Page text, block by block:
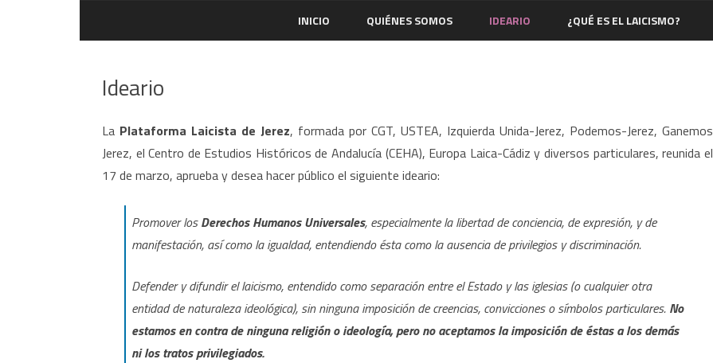
Saltar
contenido
INICIO QUIÉNES SOMOS IDEARIO ¿QUÉ ES EL LAICISMO?
Ideario
La Plataforma Laicista de Jerez, formada por CGT, USTEA, Izquierda Unida-Jerez, Podemos-Jerez, Ganemos
Jerez, el Centro de Estudios Históricos de Andalucía (CEHA), Europa Laica-Cádiz y diversos particulares, reunida el
17 de marzo, aprueba y desea hacer público el siguiente ideario:
Promover losDerechos Humanos Universales, especialmente la libertad de conciencia, de expresión, y de
manifestación, así como la igualdad, entendiendo ésta como la ausencia de privilegios y discriminación.
Defender y difundir el laicismo, entendido como separación entre el Estado y las iglesias (o cualquier otra
entidad de naturaleza ideológica), sin ninguna imposición de creencias, convicciones o símbolos particulares. No
estamos en contra de ninguna religión o ideología, pero no aceptamos la imposición de éstas a los demás
ni los tratos privilegiados.